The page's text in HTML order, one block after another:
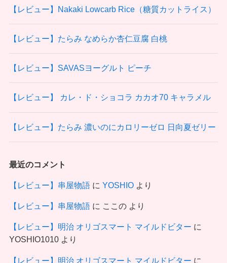
【レビュー】Nakaki Lowcarb Rice（糖質カットライス）
【レビュー】たらみ なめらか杏仁豆腐 白桃
【レビュー】SAVASヨーグルト ピーチ
【レビュー】 カレ・ド・ショコラ カカオ70 キャラメル
【レビュー】たらみ 濃いのにカロリーゼロ 日向夏ゼリー
最近のコメント
【レビュー】串屋物語に YOSHIOより
【レビュー】串屋物語に ここのより
【レビュー】明治 オリゴスマート マイルドビター に
YOSHIO1010より
【レビュー】明治 オリゴスマート マイルドビター に